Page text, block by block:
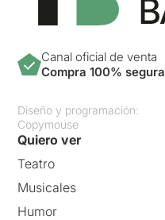
Canal oficial de venta
Compra 100% segura
Diseño y programación:
Copymouse
Quiero ver
Teatro
Musicales
Humor